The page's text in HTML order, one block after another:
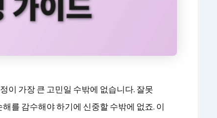
이 가장 큰 고민일 수밖에 없습니다. 잘못
를 감수해야 하기에 신중할 수밖에 없죠. 이